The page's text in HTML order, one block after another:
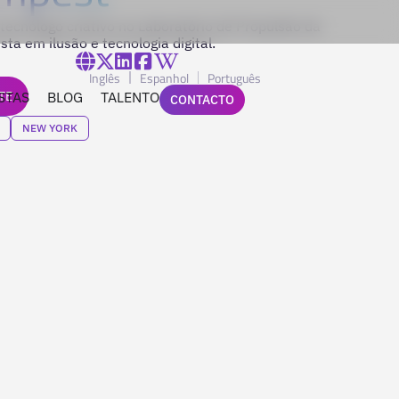
BLOG TALENTO
Inglês Espanhol Português
CONTACTO
em ilusão e tecnologia digital.
NEW YORK